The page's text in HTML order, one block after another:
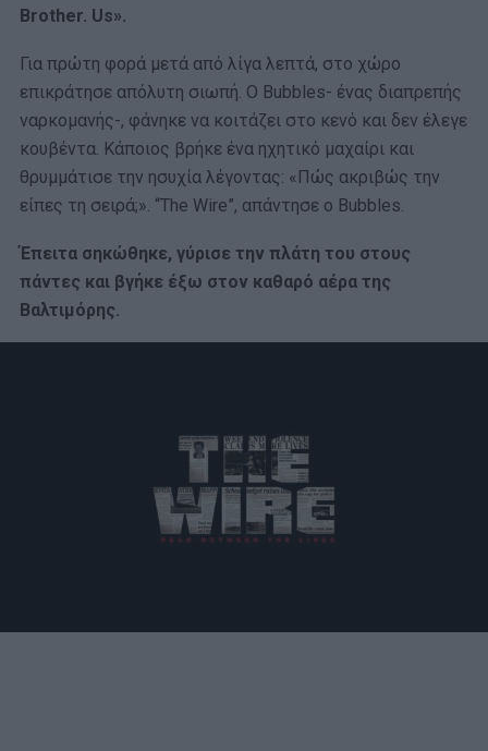
Brother. Us».
Για πρώτη φορά μετά από λίγα λεπτά, στο χώρο
επικράτησε απόλυτη σιωπή. Ο Bubbles- ένας διαπρεπής
ναρκομανής-, φάνηκε να κοιτάζει στο κενό και δεν έλεγε
κουβέντα. Κάποιος βρήκε ένα ηχητικό μαχαίρι και
θρυμμάτισε την ησυχία λέγοντας: «Πώς ακριβώς την
είπες τη σειρά;». “The Wire”, απάντησε ο Bubbles.
Έπειτα σηκώθηκε, γύρισε την πλάτη του στους
πάντες και βγήκε έξω στον καθαρό αέρα της
Βαλτιμόρης.